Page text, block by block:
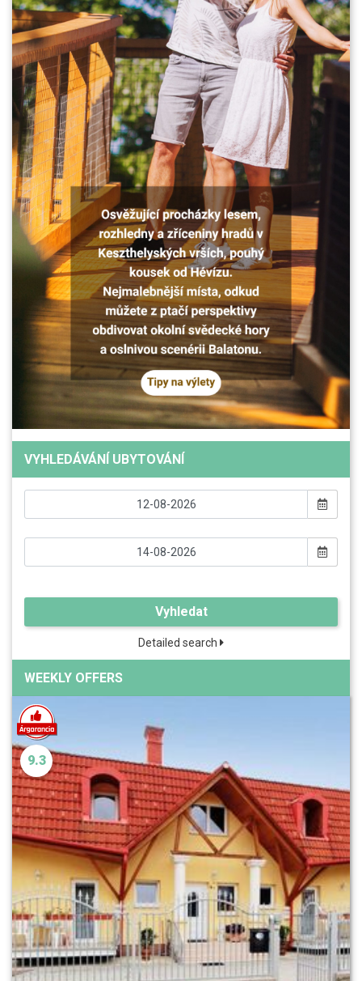
VYHLEDÁVÁNÍ UBYTOVÁNÍ
Vyhledat
Detailed search
WEEKLY OFFERS
9.3